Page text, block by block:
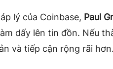
lý của Coinbase, Paul
dấy lên tin đồn. Nếu
và tiếp cận rộng rãi hơn.